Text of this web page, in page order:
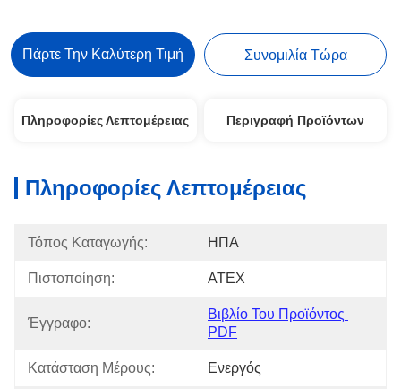
Πάρτε Την Καλύτερη Τιμή Συνομιλία Τώρα
Πληροφορίες Λεπτομέρειας Περιγραφή Προϊόντων
Πληροφορίες Λεπτομέρειας
Τόπος Καταγωγής: ΗΠΑ
Πιστοποίηση: ATEX
Έγγραφο:
Βιβλίο Του Προϊόντος
PDF
Κατάσταση Μέρους: Ενεργός